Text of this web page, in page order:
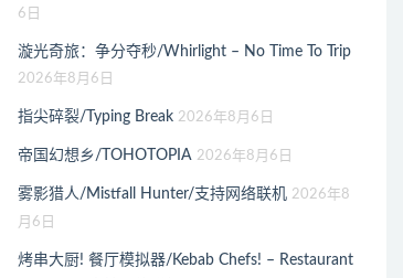
6日
漩光奇旅：争分夺秒/Whirlight – No Time To Trip
2026年8月6日
指尖碎裂/Typing Break 2026年8月6日
帝国幻想乡/TOHOTOPIA 2026年8月6日
雾影猎人/Mistfall Hunter/支持网络联机 2026年8
月6日
烤串大厨! 餐厅模拟器/Kebab Chefs! – Restaurant